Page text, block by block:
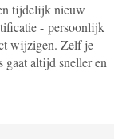
tijdelijk nieuw
- persoonlijk
wijzigen. Zelf je
gaat altijd sneller en